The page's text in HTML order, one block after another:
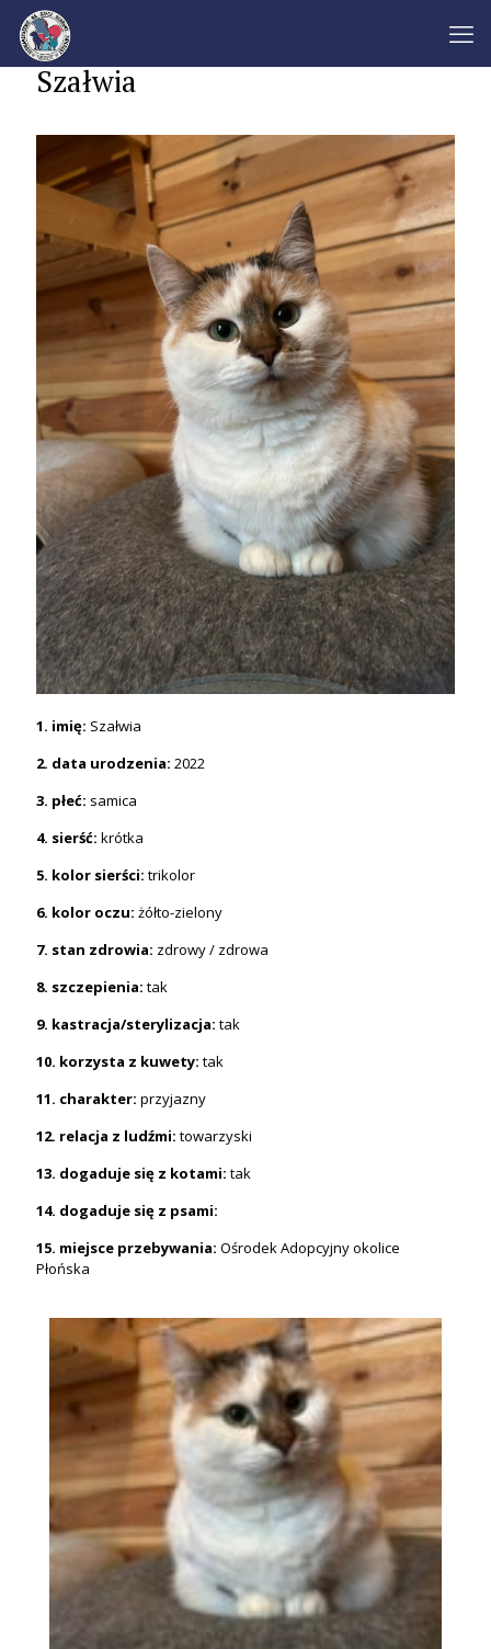
Szałwia
1. imię: Szałwia
2. data urodzenia: 2022
3. płeć: samica
4. sierść: krótka
5. kolor sierści: trikolor
6. kolor oczu: żółto-zielony
7. stan zdrowia: zdrowy / zdrowa
8. szczepienia: tak
9. kastracja/sterylizacja: tak
10. korzysta z kuwety: tak
11. charakter: przyjazny
12. relacja z ludźmi: towarzyski
13. dogaduje się z kotami: tak
14. dogaduje się z psami:
15. miejsce przebywania: Ośrodek Adopcyjny okolice
Płońska